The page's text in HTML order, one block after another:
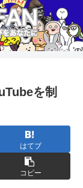
を制
はてブ
コピー